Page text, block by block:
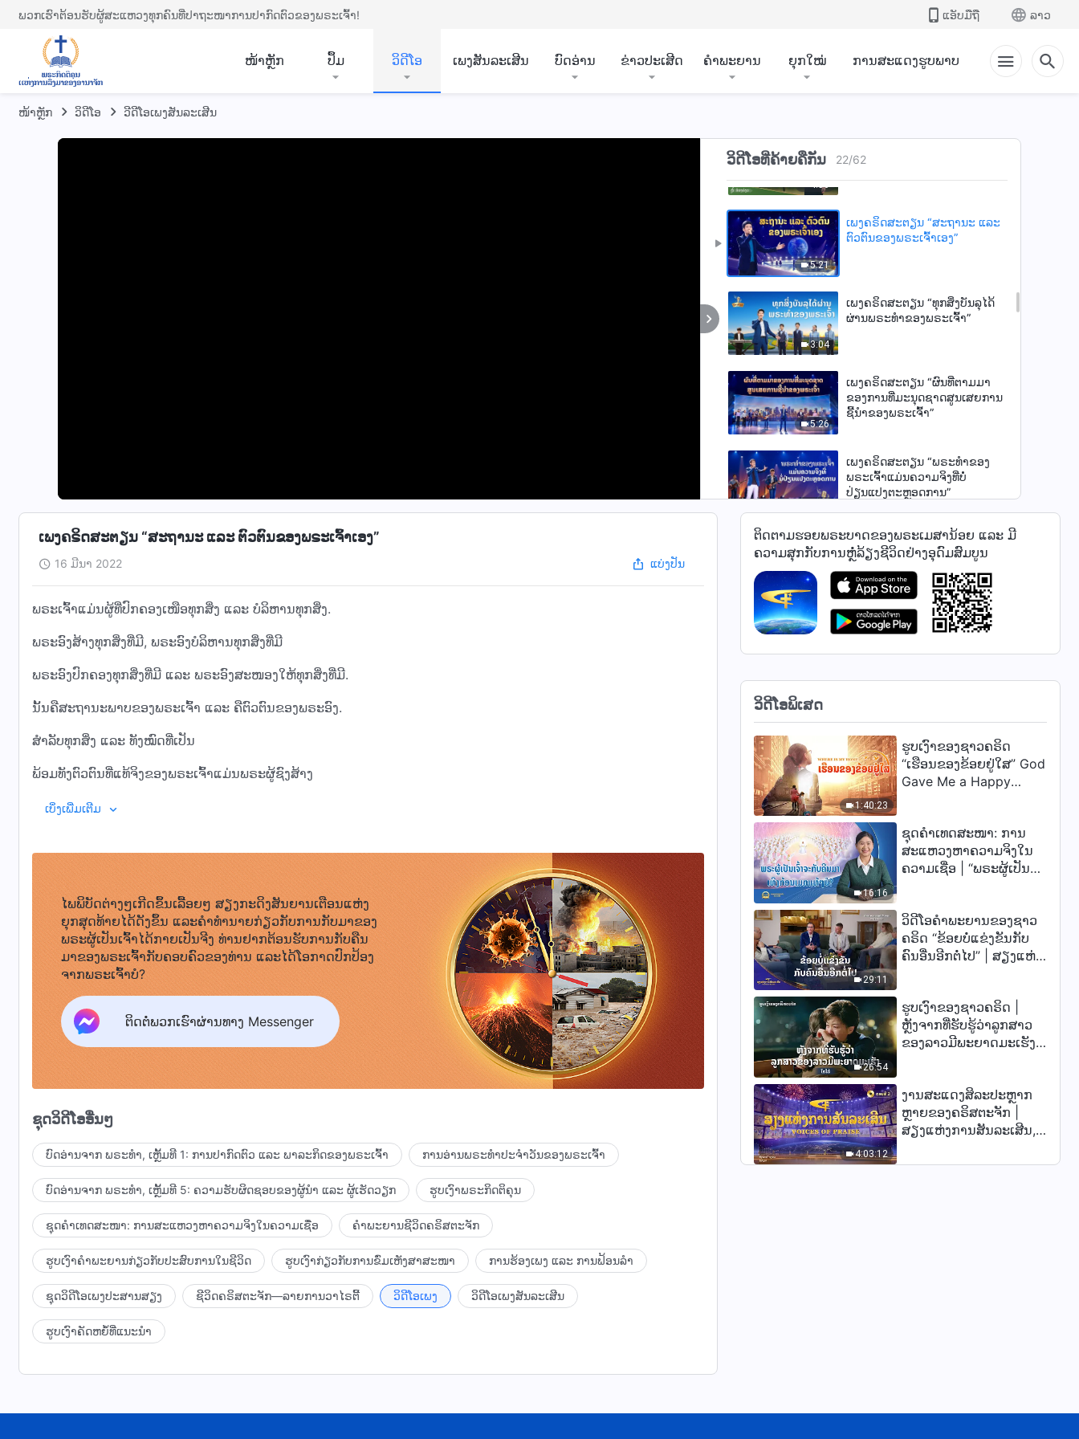
ພວກເຮົາຕ້ອນຮັບຜູ້ສະແຫວງທຸກຄົນທີ່ປາຖະໜາການປາກົດຕົວຂອງພຣະເຈົ້າ! ແອັບມືຖື ລາວ
​ໜ້າຫຼັກ ປຶ້ມ ວິ​ດີ​ໂອ ເພງສັນລະເສີນ ບົດອ່ານ ຂ່າວປະເສີດ ຄຳພະຍານ ຍຸກໃໝ່ ການສະແດງຮູບພາບ
ໜ້າຫຼັກ ​ວິ​ດີ​ໂອ ວີດີໂອເພງສັນລະເສີນ
ວິດີໂອທີ່ຄ້າຍຄືກັນ 22/62
ເພງຄຣິດສະຕຽນ “ອຸປະນິໄສທີ່
4:56
ເພງຄຣິດສະຕຽນ “ຄວາມຮັກ ແລະ
ແກ່ນແທ້ຂອງພະເຈົ້າແມ່ນບໍ່ເຫັນແກ່
5:21
ເພງຄຣິດສະຕຽນ “ສະຖານະ ແລະ
ຕົວຕົນຂອງພຣະເຈົ້າເອງ”
3:04
ເພງຄຣິດສະຕຽນ “ທຸກສິ່ງບັນລຸໄດ້
ຜ່ານພຣະທຳຂອງພຣະເຈົ້າ”
5:26
ເພງຄຣິດສະຕຽນ “ຜົນທີ່ຕາມມາ
ຂອງການທີ່ມະນຸດຊາດສູນເສຍການ
ຊີ້ນຳຂອງພຣະເຈົ້າ”
ເພງຄຣິດສະຕຽນ “ພຣະທຳຂອງ
ພຣະເຈົ້າແມ່ນຄວາມຈິງທີ່ບໍ່
ປ່ຽນແປງຕະຫຼອດການ”
3:42
ເພງຄຣິດສະຕຽນ “ທຸກສິ່ງຢູ່ໃນມື
ຂອງພຣະເຈົ້າ”
ເພງຄຣິດສະຕຽນ “ທຸກສິ່ງທີ່
ພຣະເຈົ້າເຮັດເພື່ອມະນຸດນັ້ນລ້ວນ
ຈິງໃຈ”
4:28
ເພງຄຣິດສະຕຽນ “ການມີຕົວຕົນຢູ່
ຂອງມະນຸດຊາດທັງປວງຂຶ້ນຢູ່ກັບ
ພຣະເຈົ້າ”
3:33
ເພງຄຣິດສະຕຽນ “ການສ້າງທັງໝົດ
ຕ້ອງຢູ່ພາຍໃຕ້ການປົກຄອງຂອງ
ພຣະເຈົ້າ”
4:13
ເພງຄຣິດສະຕຽນ “ເນື້ອໜັງ ແລະ
ພຣະວິນຍານຂອງພຣະເຈົ້າມີ
ລັກສະນະຄ້າຍຄືກັນໂດຍແກ່ນ
ແທ້ແລ້ວ”
4:22
ເພງຄຣິດສະຕຽນ “ໃນຍຸກແຫ່ງ
ລາຊະອານາຈັກ ພຣະເຈົ້າເຮັດໃຫ້
ມະນຸດສົມບູນດ້ວຍພຣະທຳ”
4:32
ເພງຄຣິດສະຕຽນ “ພຣະເຈົ້າເປັນຜູ້
ປົກຄອງແຜນການຄຸ້ມຄອງ 6.000
ປີ”
ເພງຄຣິດສະຕຽນ “ສະຖານະ ແລະ ຕົວຕົນຂອງພຣະເຈົ້າເອງ”
16 ມີນາ 2022 ແບ່ງປັນ
ພຣະເຈົ້າແມ່ນຜູ້ທີ່ປົກຄອງເໜືອທຸກສິ່ງ ແລະ ບໍລິຫານທຸກສິ່ງ.
ພຣະອົງສ້າງທຸກສິ່ງທີ່ມີ, ພຣະອົງບໍລິຫານທຸກສິ່ງທີ່ມີ
ພຣະອົງປົກຄອງທຸກສິ່ງທີ່ມີ ແລະ ພຣະອົງສະໜອງໃຫ້ທຸກສິ່ງທີ່ມີ.
ນັ້ນຄືສະຖານະພາບຂອງພຣະເຈົ້າ ແລະ ຄືຕົວຕົນຂອງພຣະອົງ.
ສຳລັບທຸກສິ່ງ ແລະ ທັງໝົດທີ່ເປັນ
ພ້ອມທັງຕົວຕົນທີ່ແທ້ຈິງຂອງພຣະເຈົ້າແມ່ນພຣະຜູ້ຊົງສ້າງ
ແລະ ຜູ້ປົກຄອງການຊົງສ້າງທັງມວນ.
ແລະ ພຣະອົງເປັນເອກະລັກທ່າມກາງທຸກສິ່ງ.
ບໍ່ມີສິ່ງໃດໃນສິ່ງຊົງສ້າງຂອງພຣະເຈົ້າ
ບໍ່ວ່າພວກເຂົາຈະຢູ່ທ່າມກາງມະນຸດຊາດ ຫຼື
ໃນໂລກຝ່າຍວິນຍານສາມາດໃຊ້ວິທີການ
ຫຼື ຂໍ້ແກ້ຕົວເພື່ອປອມຕົວເປັນ ຫຼື ແທນທີ່ຕົວຕົນ
ແລະ ສະຖານະພາບຂອງພຣະເຈົ້າໄດ້
ຂໍ້ແກ້ຕົວເພື່ອປອມຕົວເປັນ ຫຼື ແທນທີ່ຕົວຕົນ
ຍ້ອນວ່າ ທ່າມກາງທຸກສິ່ງ
ມີພຽງພຣະອົງທີ່ມີຕົວຕົນນີ້ ທີ່ມີ ອຳນາດ
ສິດອຳນາດ ແລະ ຄວາມສາມາດເພື່ອປົກຄອງເໜືອການຊົງສ້າງ
ພຣະເຈົ້າທີ່ເປັນເອກະລັກຂອງພວກເຮົາ
ພຣະເຈົ້າທີ່ເປັນເອກະລັກຂອງພວກເຮົາ.
ພຣະອົງອາໄສຢູ່ ແລະ ເຄື່ອນໄຫວທ່າມກາງທຸກສິ່ງ
ພຣະອົງສາມາດຂຶ້ນໄປຍັງສະຖານທີ່ທີ່ສູງທີ່ສຸດ, ເໜືອທຸກສິ່ງ.
ເບິ່ງເພີ່ມເຕີມ
ໄພພິບັດຕ່າງໆເກີດຂຶ້ນເລື້ອຍໆ ສຽງກະດິງສັນຍານເຕືອນແຫ່ງ
ຍຸກສຸດທ້າຍໄດ້ດັງຂຶ້ນ ແລະຄໍາທໍານາຍກ່ຽວກັບການກັບມາຂອງ
ພຣະຜູ້ເປັນເຈົ້າໄດ້ກາຍເປັນຈີງ ທ່ານຢາກຕ້ອນຮັບການກັບຄືນ
ມາຂອງພຣະເຈົ້າກັບຄອບຄົວຂອງທ່ານ ແລະໄດ້ໂອກາດປົກປ້ອງ
ຈາກພຣະເຈົ້າບໍ?
ຕິດຕໍ່ພວກເຮົາຜ່ານທາງ Messenger
ຊຸດວິດີໂອອື່ນໆ
ບົດອ່ານຈາກ ພຣະທຳ, ເຫຼັ້ມທີ 1: ການປາກົດຕົວ ແລະ ພາລະກິດຂອງພຣະເຈົ້າ ການອ່ານພຣະທຳປະຈຳວັນຂອງພຣະເຈົ້າ
ບົດອ່ານຈາກ ພຣະທຳ, ເຫຼັ້ມທີ 5: ຄວາມຮັບຜິດຊອບຂອງຜູ້ນໍາ ແລະ ຜູ້ເຮັດວຽກ ຮູບເງົາພຣະກິດຕິຄຸນ
ຊຸດຄຳເທດສະໜາ: ການສະແຫວງຫາຄວາມຈິງໃນຄວາມເຊື່ອ ຄຳພະຍານຊີວິດຄຣິສຕະຈັກ
ຮູບເງົາຄຳພະຍານກ່ຽວກັບປະສົບການໃນຊີວິດ ຮູບເງົາກ່ຽວກັບການຂົ່ມເຫັງສາສະໜາ ການຮ້ອງເພງ ແລະ ການຟ້ອນລຳ
ຊຸດວິດີໂອເພງປະສານສຽງ ຊີວິດຄຣິສຕະຈັກ—ລາຍການວາໄຣຕີ້ ວິດີໂອເພງ ວິດີໂອເພງສັນລະເສີນ
ຮູບເງົາຄັດຫຍໍ້ທີ່ແນະນໍາ
ຕິດຕາມຮອຍພຣະບາດຂອງພຣະເມສານ້ອຍ ແລະ ມີ
ຄວາມສຸກກັບການຫຼໍ່ລ້ຽງຊີວິດຢ່າງອຸດົມສົມບູນ
ວິດີໂອພິເສດ
1:40:23
ຮູບເງົາຂອງຊາວຄຣິດ
“ເຮືອນຂອງຂ້ອຍຢູ່ໃສ” God
Gave Me a Happy
16:16
ຊຸດຄຳເທດສະໜາ: ການ
ສະແຫວງຫາຄວາມຈິງໃນ
ຄວາມເຊື່ອ | “ພຣະຜູ້ເປັນ
29:11
ວິດີໂອຄຳພະຍານຂອງຊາວ
ຄຣິດ “ຂ້ອຍບໍ່ແຂ່ງຂັນກັບ
ຄົນອື່ນອີກຕໍ່ໄປ” | ສຽງແຫ່ງ
26:54
ຮູບເງົາຂອງຊາວຄຣິດ |
ຫຼັງຈາກທີ່ຮັບຮູ້ວ່າລູກສາວ
ຂອງລາວມີພະຍາດມະເຮັງ
4:03:12
ງານສະແດງສິລະປະຫຼາກ
ຫຼາຍຂອງຄຣິສຕະຈັກ |
ສຽງແຫ່ງການສັນລະເສີນ,